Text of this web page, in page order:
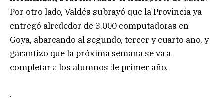
Por otro lado, Valdés subrayó que la Provincia ya
entregó alrededor de 3.000 computadoras en
Goya, abarcando al segundo, tercer y cuarto año, y
garantizó que la próxima semana se va a
completar a los alumnos de primer año.
.